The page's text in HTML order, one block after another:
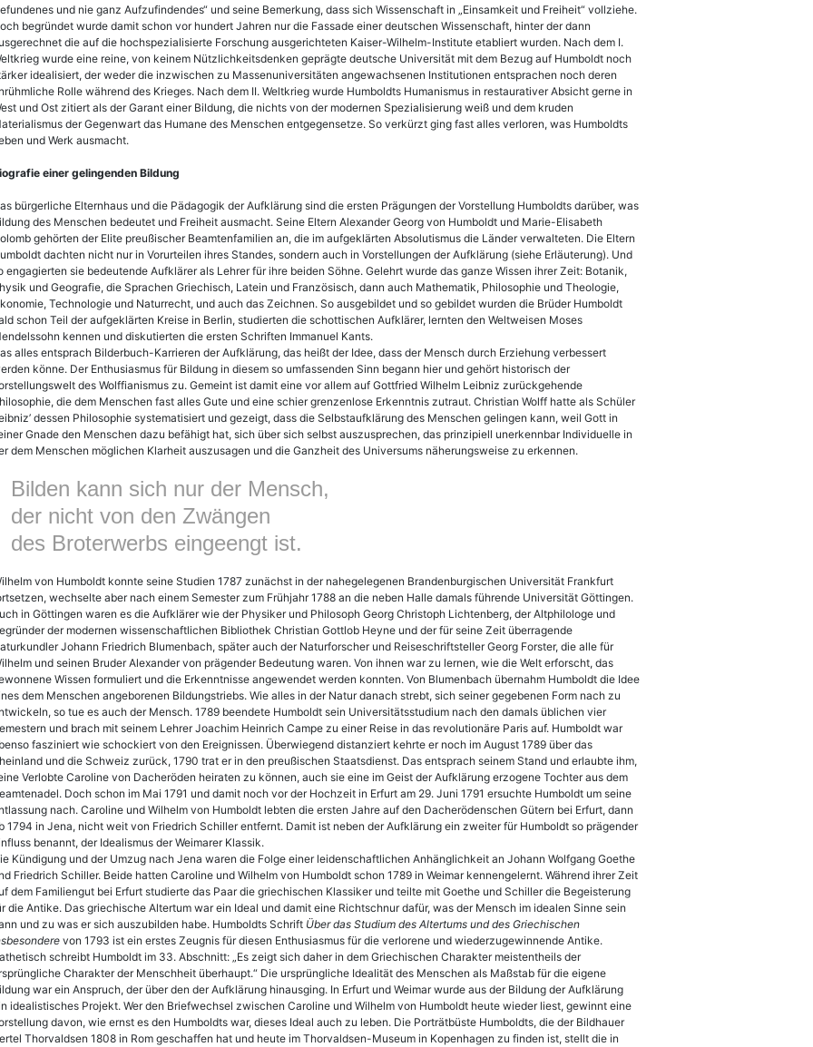
und nie ganz Aufzufindendes“ und seine Bemerkung, dass sich Wissenschaft in „Einsamkeit und Freiheit“ vollziehe.
begründet wurde damit schon vor hundert Jahren nur die Fassade einer deutschen Wissenschaft, hinter der dann
die auf die hochspezialisierte Forschung ausgerichteten Kaiser-Wilhelm-Institute etabliert wurden. Nach dem I.
wurde eine reine, von keinem Nützlichkeitsdenken geprägte deutsche Universität mit dem Bezug auf Humboldt noch
idealisiert, der weder die inzwischen zu Massenuniversitäten angewachsenen Institutionen entsprachen noch deren
Rolle während des Krieges. Nach dem II. Weltkrieg wurde Humboldts Humanismus in restaurativer Absicht gerne in
und Ost zitiert als der Garant einer Bildung, die nichts von der modernen Spezialisierung weiß und dem kruden
der Gegenwart das Humane des Menschen entgegensetze. So verkürzt ging fast alles verloren, was Humboldts
und Werk ausmacht.
einer gelingenden Bildung
bürgerliche Elternhaus und die Pädagogik der Aufklärung sind die ersten Prägungen der Vorstellung Humboldts darüber, was
des Menschen bedeutet und Freiheit ausmacht. Seine Eltern Alexander Georg von Humboldt und Marie-Elisabeth
gehörten der Elite preußischer Beamtenfamilien an, die im aufgeklärten Absolutismus die Länder verwalteten. Die Eltern
dachten nicht nur in Vorurteilen ihres Standes, sondern auch in Vorstellungen der Aufklärung (siehe Erläuterung). Und
engagierten sie bedeutende Aufklärer als Lehrer für ihre beiden Söhne. Gelehrt wurde das ganze Wissen ihrer Zeit: Botanik,
und Geografie, die Sprachen Griechisch, Latein und Französisch, dann auch Mathematik, Philosophie und Theologie,
Technologie und Naturrecht, und auch das Zeichnen. So ausgebildet und so gebildet wurden die Brüder Humboldt
schon Teil der aufgeklärten Kreise in Berlin, studierten die schottischen Aufklärer, lernten den Weltweisen Moses
kennen und diskutierten die ersten Schriften Immanuel Kants.
alles entsprach Bilderbuch-Karrieren der Aufklärung, das heißt der Idee, dass der Mensch durch Erziehung verbessert
könne. Der Enthusiasmus für Bildung in diesem so umfassenden Sinn begann hier und gehört historisch der
des Wolffianismus zu. Gemeint ist damit eine vor allem auf Gottfried Wilhelm Leibniz zurückgehende
die dem Menschen fast alles Gute und eine schier grenzenlose Erkenntnis zutraut. Christian Wolff hatte als Schüler
dessen Philosophie systematisiert und gezeigt, dass die Selbstaufklärung des Menschen gelingen kann, weil Gott in
Gnade den Menschen dazu befähigt hat, sich über sich selbst auszusprechen, das prinzipiell unerkennbar Individuelle in
dem Menschen möglichen Klarheit auszusagen und die Ganzheit des Universums näherungsweise zu erkennen.
Bilden kann sich nur der Mensch,
der nicht von den Zwängen
des Brot­erwerbs eingeengt ist.
von Humboldt konnte seine Studien 1787 zunächst in der nahegelegenen Brandenburgischen Universität Frankfurt
wechselte aber nach einem Semester zum Frühjahr 1788 an die neben Halle damals führende Universität Göttingen.
in Göttingen waren es die Aufklärer wie der Physiker und Philosoph Georg Christoph Lichtenberg, der Altphilologe und
der modernen wissenschaftlichen Bibliothek Christian Gottlob Heyne und der für seine Zeit überragende
Johann Friedrich Blumenbach, später auch der Naturforscher und Reiseschriftsteller Georg Forster, die alle für
und seinen Bruder Alexander von prägender Bedeutung waren. Von ihnen war zu lernen, wie die Welt erforscht, das
Wissen formuliert und die Erkenntnisse angewendet werden konnten. Von Blumenbach übernahm Humboldt die Idee
dem Menschen angeborenen Bildungstriebs. Wie alles in der Natur danach strebt, sich seiner gegebenen Form nach zu
so tue es auch der Mensch. 1789 beendete Humboldt sein Universitätsstudium nach den damals üblichen vier
und brach mit seinem Lehrer Joachim Heinrich Campe zu einer Reise in das revolutionäre Paris auf. Humboldt war
fasziniert wie schockiert von den Ereignissen. Überwiegend distanziert kehrte er noch im August 1789 über das
und die Schweiz zurück, 1790 trat er in den preußischen Staatsdienst. Das entsprach seinem Stand und erlaubte ihm,
Verlobte Caroline von Dacheröden heiraten zu können, auch sie eine im Geist der Aufklärung erzogene Tochter aus dem
Doch schon im Mai 1791 und damit noch vor der Hochzeit in Erfurt am 29. Juni 1791 ersuchte Humboldt um seine
nach. Caroline und Wilhelm von Humboldt lebten die ersten Jahre auf den Dacherödenschen Gütern bei Erfurt, dann
1794 in Jena, nicht weit von Friedrich Schiller entfernt. Damit ist neben der Aufklärung ein zweiter für Humboldt so prägender
benannt, der Idealismus der Weimarer Klassik.
Kündigung und der Umzug nach Jena waren die Folge einer leidenschaftlichen Anhänglichkeit an Johann Wolfgang Goethe
Friedrich Schiller. Beide hatten Caroline und Wilhelm von Humboldt schon 1789 in Weimar kennengelernt. Während ihrer Zeit
dem Familiengut bei Erfurt studierte das Paar die griechischen Klassiker und teilte mit Goethe und Schiller die Begeisterung
die Antike. Das griechische Altertum war ein Ideal und damit eine Richtschnur dafür, was der Mensch im idealen Sinne sein
und zu was er sich auszubilden habe. Humboldts Schrift Über das Studium des Altertums und des Griechischen
von 1793 ist ein erstes Zeugnis für diesen Enthusiasmus für die verlorene und wiederzugewinnende Antike.
schreibt Humboldt im 33. Abschnitt: „Es zeigt sich daher in dem Griechischen Charakter meistentheils der
Charakter der Menschheit überhaupt.“ Die ursprüngliche Idealität des Menschen als Maßstab für die eigene
war ein Anspruch, der über den der Aufklärung hinausging. In Erfurt und Weimar wurde aus der Bildung der Aufklärung
idealistisches Projekt. Wer den Briefwechsel zwischen Caroline und Wilhelm von Humboldt heute wieder liest, gewinnt eine
davon, wie ernst es den Humboldts war, dieses Ideal auch zu leben. Die Porträtbüste Humboldts, die der Bildhauer
Thorvaldsen 1808 in Rom geschaffen hat und heute im Thorvaldsen-Museum in Kopenhagen zu finden ist, stellt die in